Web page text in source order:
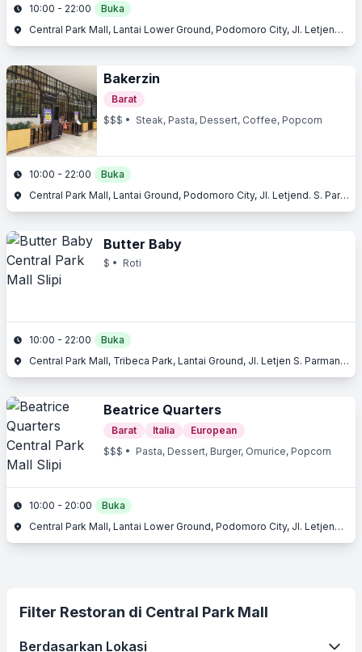
10:00 - 22:00
Buka
Central Park Mall, Lantai Lower Ground, Podomoro City, Jl. Letjend. S. Parman Kav. 28, Slipi, Jakarta Barat, Jakarta
Bakerzin
Barat
$$$ • Steak, Pasta, Dessert, Coffee, Popcorn
10:00 - 22:00
Buka
Central Park Mall, Lantai Ground, Podomoro City, Jl. Letjend. S. Parman Kav. 28, Slipi, Jakarta Barat, Jakarta
Butter Baby
$ • Roti
10:00 - 22:00
Buka
Central Park Mall, Tribeca Park, Lantai Ground, Jl. Letjen S. Parman, Slipi, Jakarta Barat
Beatrice Quarters
Barat Italia
European
$$$ • Pasta, Dessert, Burger, Omurice, Popcorn
10:00 - 20:00
Buka
Central Park Mall, Lantai Lower Ground, Podomoro City, Jl. Letjend. S. Parman Kav. 28, Slipi, Jakarta Barat, Jakarta
Filter Restoran di Central Park Mall
Berdasarkan Lokasi